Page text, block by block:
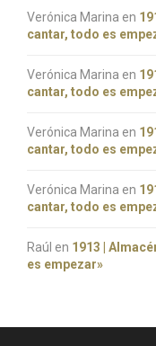
Verónica Marina en
cantar, todo es
Verónica Marina en
cantar, todo es
Verónica Marina en
cantar, todo es
Verónica Marina en
cantar, todo es
Raúl en 1913 |
es empezar»